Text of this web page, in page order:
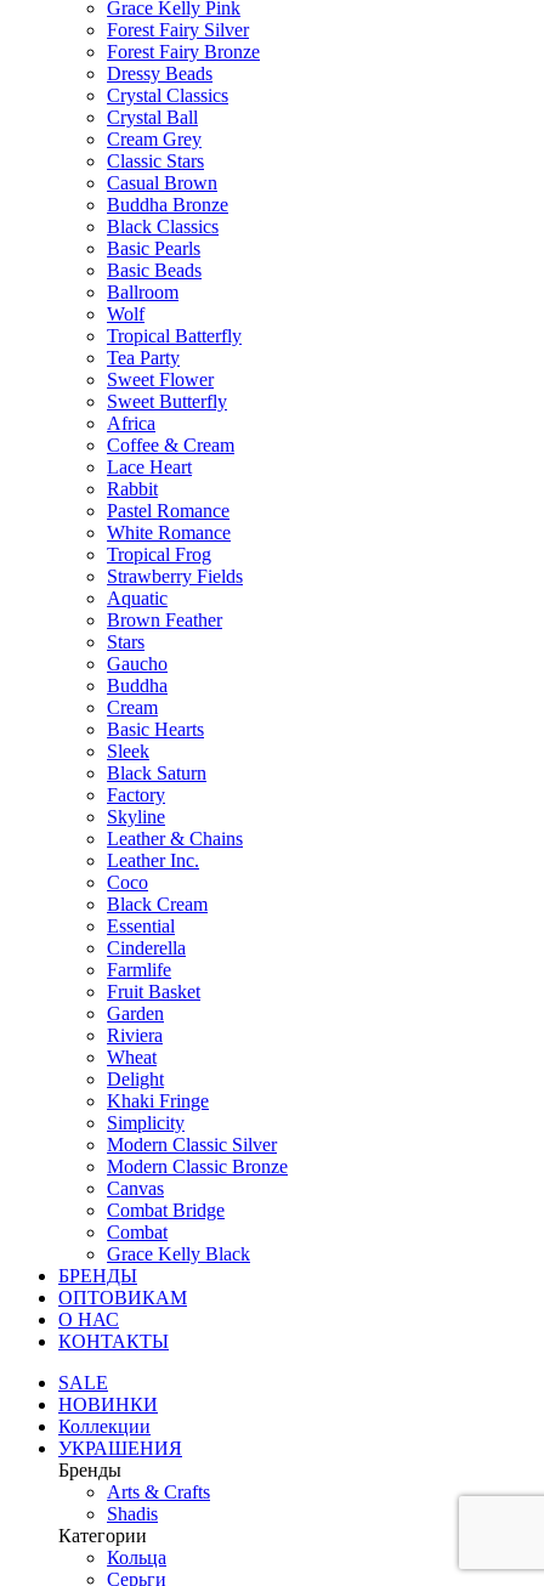
Grace Kelly Pink
Forest Fairy Silver
Forest Fairy Bronze
Dressy Beads
Crystal Classics
Crystal Ball
Cream Grey
Classic Stars
Casual Brown
Buddha Bronze
Black Classics
Basic Pearls
Basic Beads
Ballroom
Wolf
Tropical Batterfly
Tea Party
Sweet Flower
Sweet Butterfly
Africa
Coffee & Cream
Lace Heart
Rabbit
Pastel Romance
White Romance
Tropical Frog
Strawberry Fields
Aquatic
Brown Feather
Stars
Gaucho
Buddha
Cream
Basic Hearts
Sleek
Black Saturn
Factory
Skyline
Leather & Chains
Leather Inc.
Coco
Black Cream
Essential
Cinderella
Farmlife
Fruit Basket
Garden
Riviera
Wheat
Delight
Khaki Fringe
Simplicity
Modern Classic Silver
Modern Classic Bronze
Canvas
Combat Bridge
Combat
Grace Kelly Black
БРЕНДЫ
ОПТОВИКАМ
О НАС
КОНТАКТЫ
SALE
НОВИНКИ
Коллекции
УКРАШЕНИЯ
Бренды
Аrts & Сrafts
Shadis
Категории
Кольца
Серьги